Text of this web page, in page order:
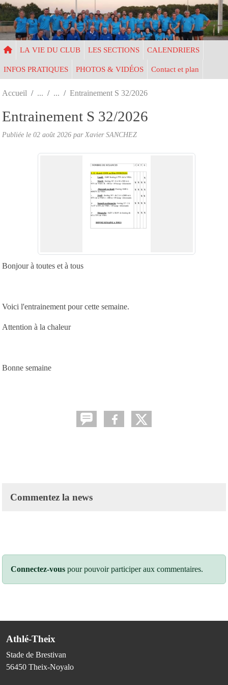
LA VIE DU CLUB LES SECTIONS CALENDRIERS
INFOS PRATIQUES PHOTOS & VIDÉOS Contact et plan
Accueil Entrainement S 32/2026
Entrainement S 32/2026
Publiée le 02 août 2026 par Xavier SANCHEZ
Bonjour à toutes et à tous
Voici l'entrainement pour cette semaine.
Attention à la chaleur
Bonne semaine
Commentez la news
Connectez-vous pour pouvoir participer aux commentaires.
Athlé-Theix
Stade de Brestivan
56450 Theix-Noyalo
Panneau de gestion des cookies